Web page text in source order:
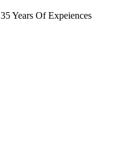
Years Of Expeiences